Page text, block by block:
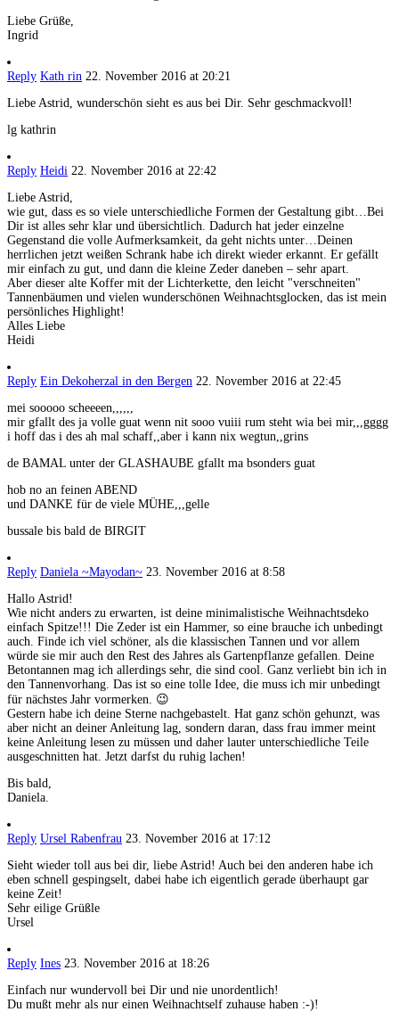
Liebe Grüße,
Ingrid
Reply Kath rin 22. November 2016 at 20:21
Liebe Astrid, wunderschön sieht es aus bei Dir. Sehr geschmackvoll!
lg kathrin
Reply Heidi 22. November 2016 at 22:42
Liebe Astrid,
wie gut, dass es so viele unterschiedliche Formen der Gestaltung gibt…Bei
Dir ist alles sehr klar und übersichtlich. Dadurch hat jeder einzelne
Gegenstand die volle Aufmerksamkeit, da geht nichts unter…Deinen
herrlichen jetzt weißen Schrank habe ich direkt wieder erkannt. Er gefällt
mir einfach zu gut, und dann die kleine Zeder daneben – sehr apart.
Aber dieser alte Koffer mit der Lichterkette, den leicht "verschneiten"
Tannenbäumen und vielen wunderschönen Weihnachtsglocken, das ist mein
persönliches Highlight!
Alles Liebe
Heidi
Reply Ein Dekoherzal in den Bergen 22. November 2016 at 22:45
mei sooooo scheeeen,,,,,,
mir gfallt des ja volle guat wenn nit sooo vuiii rum steht wia bei mir,,,gggg
i hoff das i des ah mal schaff,,aber i kann nix wegtun,,grins
de BAMAL unter der GLASHAUBE gfallt ma bsonders guat
hob no an feinen ABEND
und DANKE für de viele MÜHE,,,gelle
bussale bis bald de BIRGIT
Reply Daniela ~Mayodan~ 23. November 2016 at 8:58
Hallo Astrid!
Wie nicht anders zu erwarten, ist deine minimalistische Weihnachtsdeko
einfach Spitze!!! Die Zeder ist ein Hammer, so eine brauche ich unbedingt
auch. Finde ich viel schöner, als die klassischen Tannen und vor allem
würde sie mir auch den Rest des Jahres als Gartenpflanze gefallen. Deine
Betontannen mag ich allerdings sehr, die sind cool. Ganz verliebt bin ich in
den Tannenvorhang. Das ist so eine tolle Idee, die muss ich mir unbedingt
für nächstes Jahr vormerken. 😉
Gestern habe ich deine Sterne nachgebastelt. Hat ganz schön gehunzt, was
aber nicht an deiner Anleitung lag, sondern daran, dass frau immer meint
keine Anleitung lesen zu müssen und daher lauter unterschiedliche Teile
ausgeschnitten hat. Jetzt darfst du ruhig lachen!
Bis bald,
Daniela.
Reply Ursel Rabenfrau 23. November 2016 at 17:12
Sieht wieder toll aus bei dir, liebe Astrid! Auch bei den anderen habe ich
eben schnell gespingselt, dabei habe ich eigentlich gerade überhaupt gar
keine Zeit!
Sehr eilige Grüßle
Ursel
Reply Ines 23. November 2016 at 18:26
Einfach nur wundervoll bei Dir und nie unordentlich!
Du mußt mehr als nur einen Weihnachtself zuhause haben :-)!